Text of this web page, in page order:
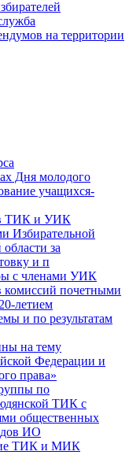
на территории
Дня молодого
учащихся-
ТИК и УИК
Избирательной
за
и п
с членами УИК
комиссий почетными
летием
и по результатам
на тему
Федерации и
права»
по
ТИК с
общественных
ИО
ТИК и МИК